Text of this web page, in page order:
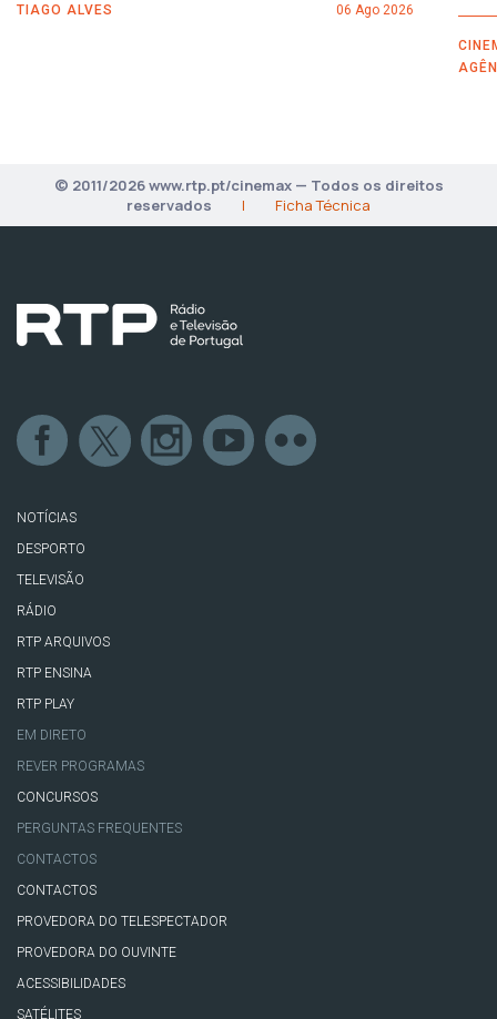
TIAGO ALVES 06 Ago 2026
© 2011/2026 www.rtp.pt/cinemax — Todos os direitos
reservados
| Ficha Técnica
NOTÍCIAS
DESPORTO
TELEVISÃO
RÁDIO
RTP ARQUIVOS
RTP ENSINA
RTP PLAY
EM DIRETO
REVER PROGRAMAS
CONCURSOS
PERGUNTAS FREQUENTES
CONTACTOS
CONTACTOS
PROVEDORA DO TELESPECTADOR
PROVEDORA DO OUVINTE
ACESSIBILIDADES
SATÉLITES